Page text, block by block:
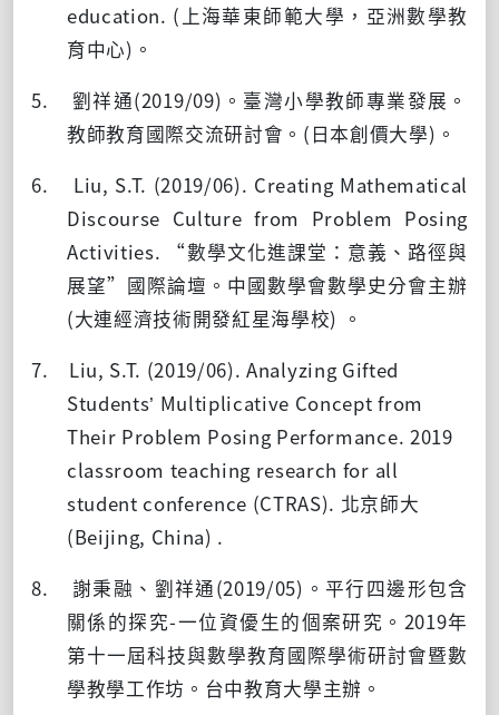
education. ( 上海華東師範大學，亞洲數學教
育中心) 。
5. 劉祥通(2019/09) 。臺灣小學教師專業發展。
教師教育國際交流研討會。 ( 日本創價大學) 。
6. Liu, S.T. (2019/06). Creating Mathematical
Discourse Culture from Problem Posing
Activities. “數學文化進課堂：意義、路徑與
展望” 國際論壇。中國數學會數學史分會主辦
(大連經濟技術開發紅星海學校) 。
7. Liu, S.T. (2019/06). Analyzing Gifted
Students’ Multiplicative Concept from
Their Problem Posing Performance. 2019
classroom teaching research for all
student conference (CTRAS). 北京師大
(Beijing, China) .
8. 謝秉融、劉祥通(2019/05) 。平行四邊形包含
關係的探究-一位資優生的個案研究。 2019年
第十一屆科技與數學教育國際學術研討會暨數
學教學工作坊。台中教育大學主辦。